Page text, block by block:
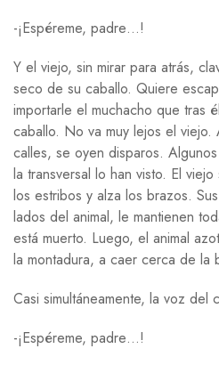
-¡Espéreme, padre…!
Y el viejo, sin mirar para atrás,
seco de su caballo. Quiere
importarle el muchacho que tras
caballo. No va muy lejos el
calles, se oyen disparos.
la transversal lo han visto. El
los estribos y alza los brazos.
lados del animal, le mantienen
está muerto. Luego, el animal
la montadura, a caer cerca de la
Casi simultáneamente, la voz del
-¡Espéreme, padre…!